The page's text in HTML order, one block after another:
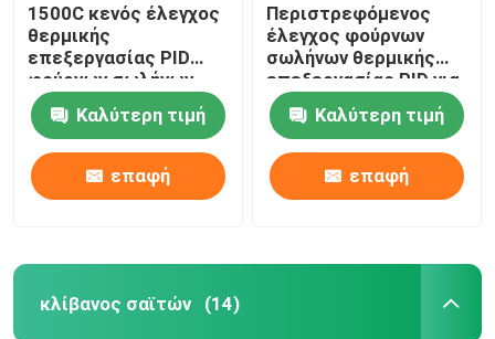
1500C κενός έλεγχος
θερμικής
επεξεργασίας PID
φούρνων σωλήνων
Καλύτερη τιμή
επαφή
Περιστρεφόμενος
έλεγχος φούρνων
σωλήνων θερμικής
επεξεργασίας PID για
εργαστηριακές
Calcination και την
ξήρανση
Καλύτερη τιμή
επαφή
κλίβανος σαϊτών (14)